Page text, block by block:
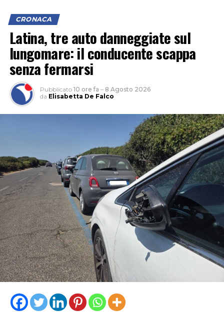
CRONACA
Latina, tre auto danneggiate sul
lungomare: il conducente scappa
senza fermarsi
Pubblicato 10 ore fa – 8 Agosto 2026
da Elisabetta De Falco